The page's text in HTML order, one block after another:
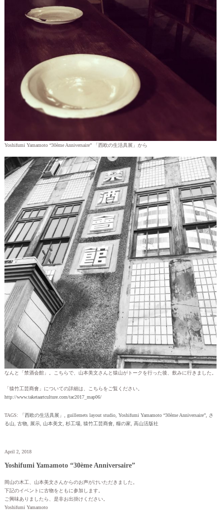
Yoshifumi Yamamoto “30ème Anniversaire” 「西欧の生活具展」から
なんと「禁酒会館」。こちらで、山本美文さんと猿山がトークを行った後、飲みに行きました。
「猿竹工芸商會」についての詳細は、こちらをご覧ください。
http://www.taketaartculture.com/tac2017_map06/
TAGS: 「西欧の生活具展」 guillemets layout studio Yoshifumi Yamamoto “30ème Anniversaire”
さ
る山
古物 展示 山本美文 杉工場 猿竹工芸商會 糧の家 高山活版社
April 2, 2018
Yoshifumi Yamamoto “30ème Anniversaire”
岡山の木工、山本美文さんからのお声がけいただきました。
下記のイベントに古物をともに参加します。
ご興味ありましたら、是非お出掛けください。
Yoshifumi Yamamoto